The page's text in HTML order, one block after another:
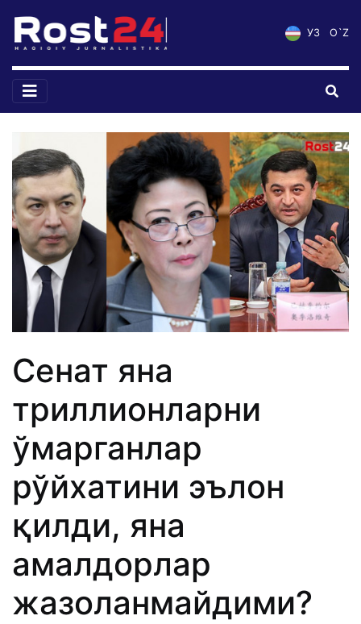
УЗ O`Z
Сенат яна
триллионларни
ўмарганлар
рўйхатини эълон
қилди, яна
амалдорлар
жазоланмайдими?